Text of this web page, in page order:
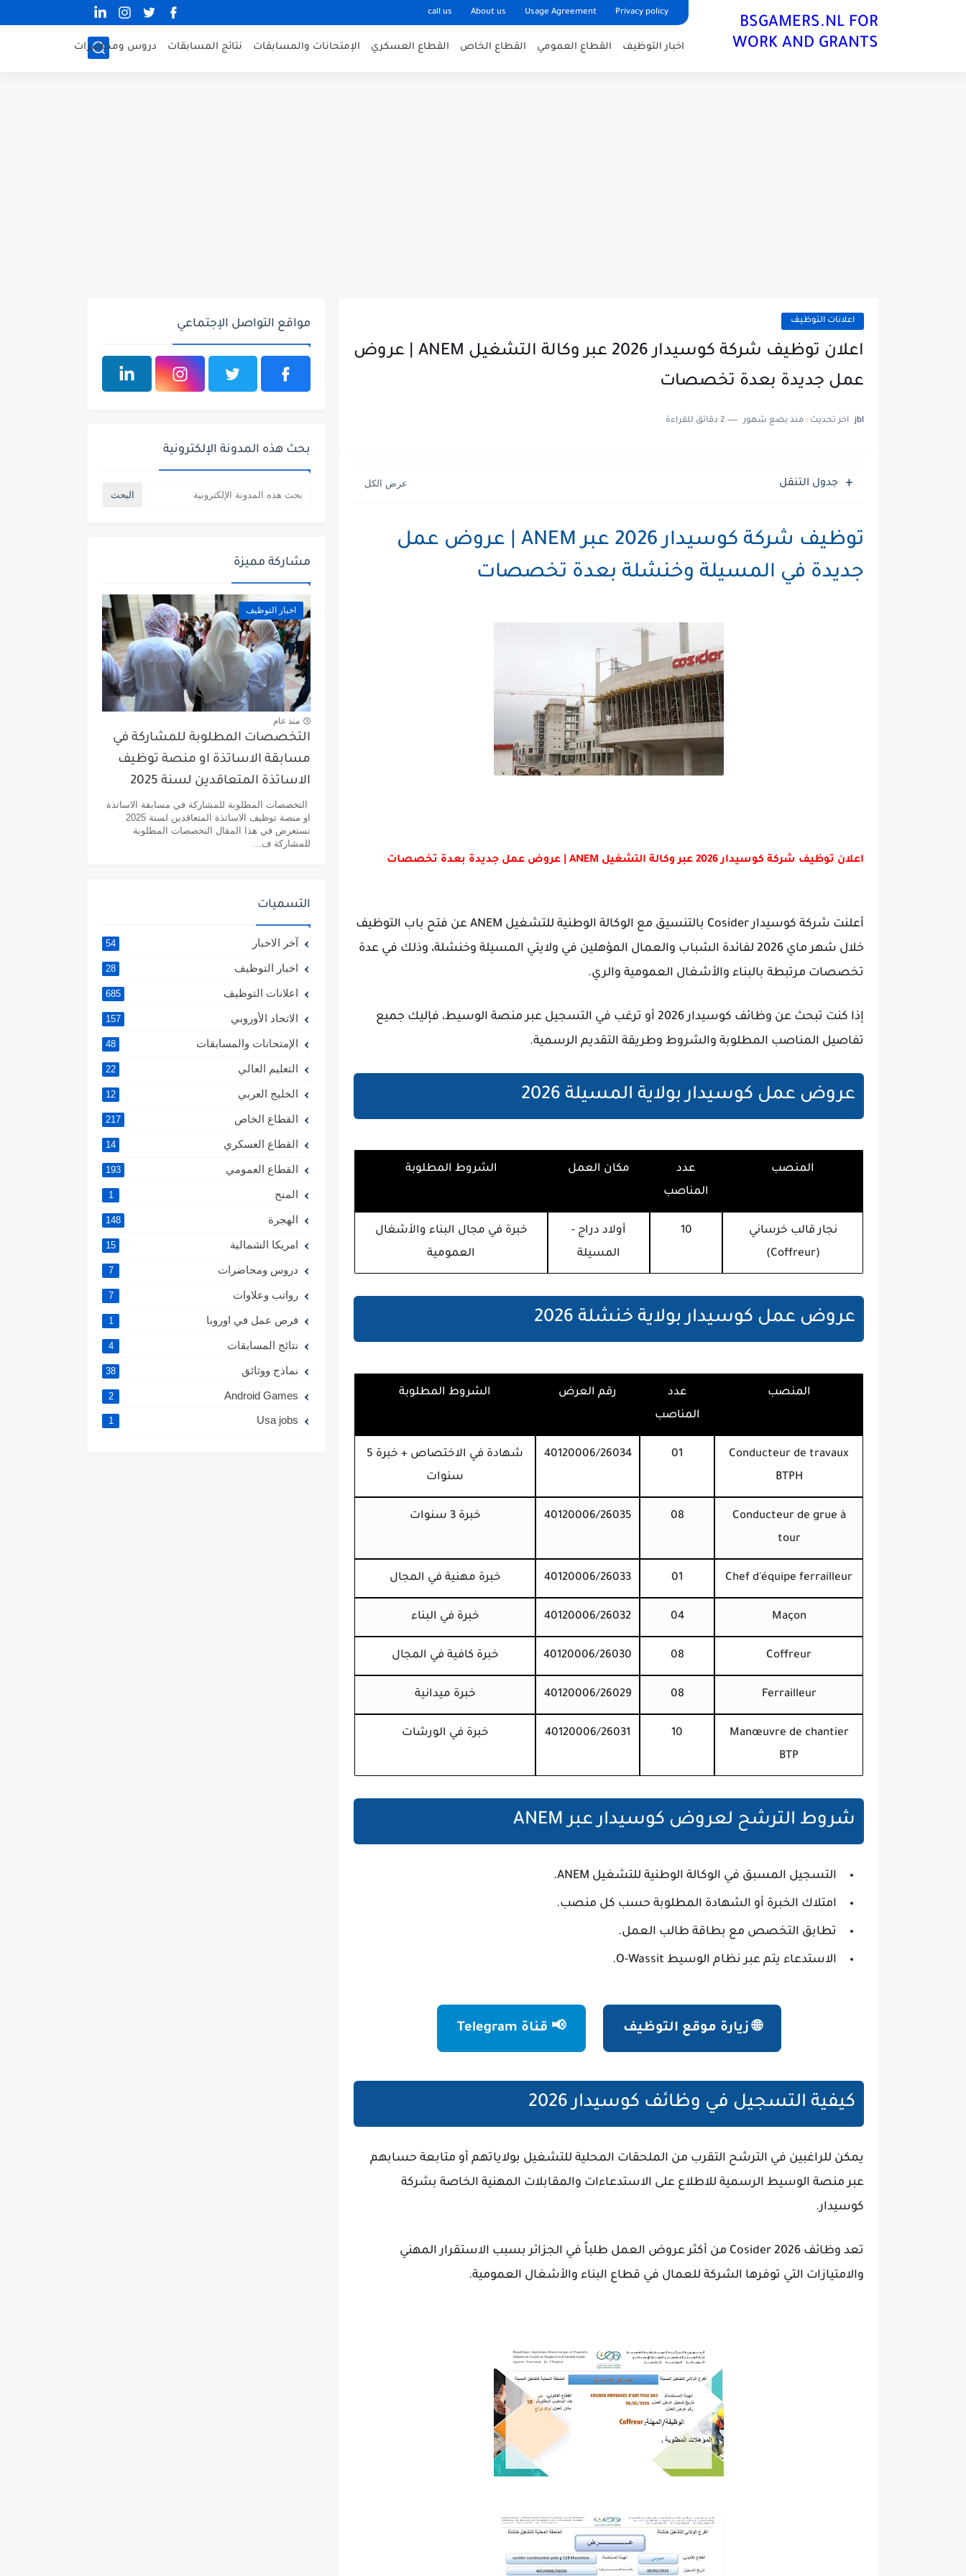
Privacy policy
Usage Agreement
About us
call us
BSGAMERS.NL FOR
WORK AND GRANTS
اخبار التوظيف القطاع العمومي القطاع الخاص القطاع العسكري الإمتحانات والمسابقات نتائج المسابقات دروس ومحاضرات
اعلانات التوظيف
اعلان توظيف شركة كوسيدار 2026 عبر وكالة التشغيل ANEM | عروض
عمل جديدة بعدة تخصصات
jbl اخر تحديث : منذ بضع شهور 2 دقائق للقراءة
جدول التنقل
توظيف شركة كوسيدار 2026 عبر ANEM | عروض عمل
جديدة في المسيلة وخنشلة بعدة تخصصات
اعلان توظيف شركة كوسيدار 2026 عبر وكالة التشغيل ANEM | عروض عمل جديدة بعدة تخصصات
أعلنت شركة كوسيدار Cosider بالتنسيق مع الوكالة الوطنية للتشغيل ANEM عن فتح باب التوظيف
خلال شهر ماي 2026 لفائدة الشباب والعمال المؤهلين في ولايتي
المسيلة وخنشلة، وذلك في عدة
تخصصات مرتبطة بالبناء والأشغال العمومية والري.
إذا كنت تبحث عن وظائف كوسيدار 2026
أو ترغب في التسجيل عبر منصة الوسيط، فإليك جميع
تفاصيل المناصب المطلوبة والشروط وطريقة التقديم الرسمية.
عروض عمل كوسيدار بولاية المسيلة 2026
المنصب
عدد
المناصب
مكان العمل الشروط المطلوبة
نجار قالب خرساني
(Coffreur)
10
أولاد دراج -
المسيلة
خبرة في مجال البناء والأشغال
العمومية
عروض عمل كوسيدار بولاية خنشلة 2026
المنصب
عدد
المناصب
رقم العرض الشروط المطلوبة
Conducteur de travaux
BTPH
01
40120006/26034
شهادة في الاختصاص + خبرة 5
سنوات
Conducteur de grue à
tour
08
40120006/26035 خبرة 3 سنوات
Chef d'équipe ferrailleur
01
40120006/26033 خبرة مهنية في المجال
Maçon
04
40120006/26032 خبرة في البناء
Coffreur
08
40120006/26030 خبرة كافية في المجال
Ferrailleur
08
40120006/26029 خبرة ميدانية
Manœuvre de chantier
BTP
10
40120006/26031 خبرة في الورشات
شروط الترشح لعروض كوسيدار عبر ANEM
التسجيل المسبق في الوكالة الوطنية للتشغيل ANEM.
امتلاك الخبرة أو الشهادة المطلوبة حسب كل منصب.
تطابق التخصص مع بطاقة طالب العمل.
الاستدعاء يتم عبر نظام الوسيط O-Wassit.
🌐 زيارة موقع التوظيف 📢 قناة Telegram
كيفية التسجيل في وظائف كوسيدار 2026
يمكن للراغبين في الترشح التقرب من الملحقات المحلية للتشغيل بولاياتهم أو متابعة حسابهم
عبر منصة الوسيط الرسمية للاطلاع على الاستدعاءات والمقابلات المهنية الخاصة بشركة
كوسيدار.
تعد وظائف Cosider 2026 من أكثر عروض العمل طلباً في الجزائر بسبب الاستقرار المهني
والامتيازات التي توفرها الشركة للعمال في قطاع البناء والأشغال العمومية.
مواقع التواصل الإجتماعي
بحث هذه المدونة الإلكترونية
مشاركة مميزة
اخبار التوظيف
منذ عام
التخصصات المطلوبة للمشاركة في
مسابقة الاساتذة او منصة توظيف
الاساتذة المتعاقدين لسنة 2025
التخصصات المطلوبة للمشاركة في مسابقة الاساتذة
او منصة توظيف الاساتذة المتعاقدين لسنة 2025
نستعرض في هذا المقال التخصصات المطلوبة
للمشاركة ف...
التسميات
آخر الاخبار 54
اخبار التوظيف 28
اعلانات التوظيف 685
الاتحاد الأوروبي 157
الإمتحانات والمسابقات 48
التعليم العالي 22
الخليج العربي 12
القطاع الخاص 217
القطاع العسكري 14
القطاع العمومي 193
المنح 1
الهجرة 148
امريكا الشمالية 15
دروس ومحاضرات 7
رواتب وعلاوات 7
فرص عمل في اوروبا 1
نتائج المسابقات 4
نماذج ووثائق 38
Android Games
2
Usa jobs
1